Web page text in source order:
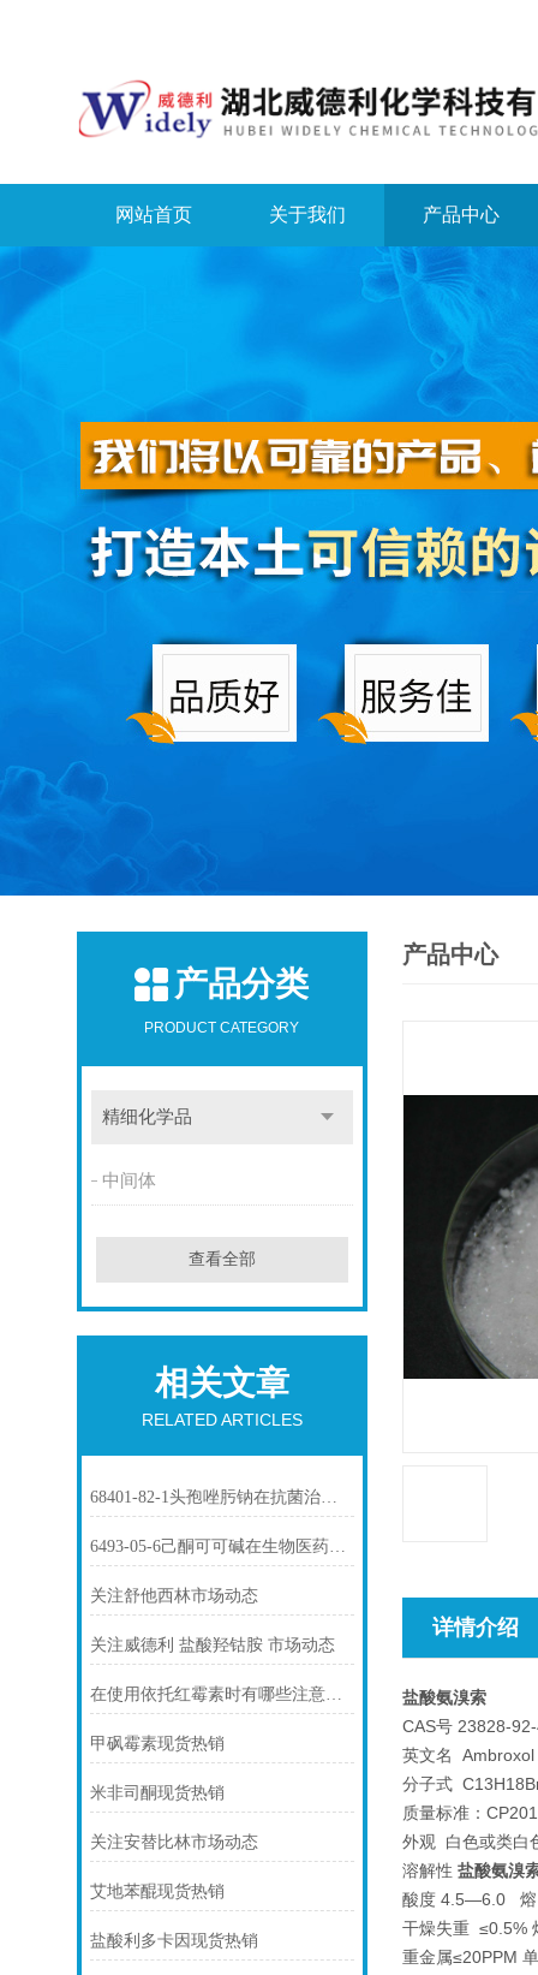
网站首页 关于我们 产品中心
产品分类
PRODUCT CATEGORY
精细化学品
中间体
查看全部
相关文章
RELATED ARTICLES
68401-82-1头孢唑肟钠在抗菌治疗中的应用
6493-05-6己酮可可碱在生物医药中的应用
关注舒他西林市场动态
关注威德利 盐酸羟钴胺 市场动态
在使用依托红霉素时有哪些注意事项呢？看看本篇吧
甲砜霉素现货热销
米非司酮现货热销
关注安替比林市场动态
艾地苯醌现货热销
盐酸利多卡因现货热销
产品中心
详情介绍
盐酸氨溴索
CAS号 23828-
英文名 Ambroxol
分子式
质量标准：
外观 白色或类白
溶解性 盐酸氨溴
酸度 4.5—6.0
干燥失重 ≤0.5%
重金属≤20PPM